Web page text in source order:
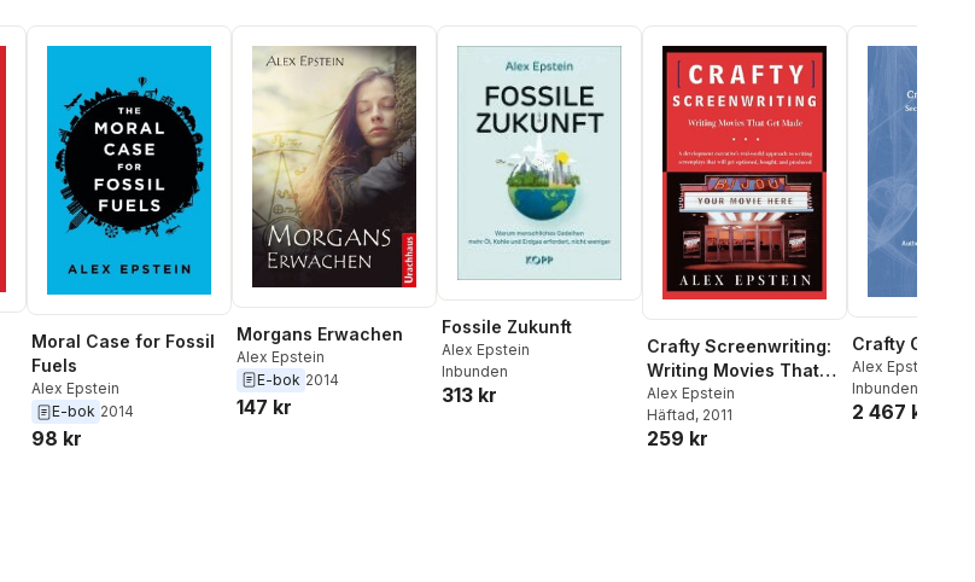
Moral Case for Fossil
Fuels
Alex Epstein
E-bok 2014
98 kr
Morgans Erwachen
Alex Epstein
E-bok 2014
147 kr
Fossile Zukunft
Alex Epstein
Inbunden
313 kr
Crafty Screenwriting:
Writing Movies That
Get Made
Alex Epstein
Häftad, 2011
259 kr
Crafty Game
Alex Epstein
Inbunden
2 467 kr